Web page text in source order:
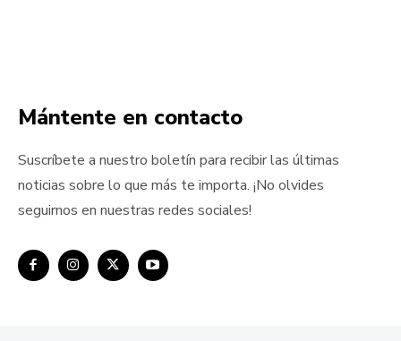
Mántente en contacto
Suscríbete a nuestro boletín para recibir las últimas
noticias sobre lo que más te importa. ¡No olvides
seguirnos en nuestras redes sociales!